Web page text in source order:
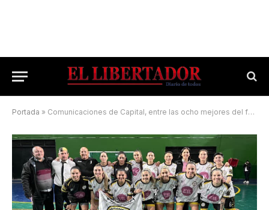
Portada » Comunicaciones de Capital, entre las ocho mejores del futsal nacional femenino